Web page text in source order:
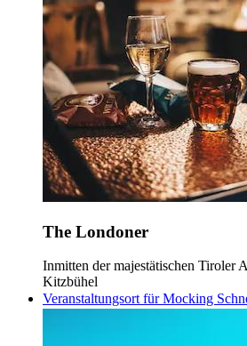
The Londoner
Inmitten der majestätischen Tiroler
Kitzbühel
Veranstaltungsort für Mocking